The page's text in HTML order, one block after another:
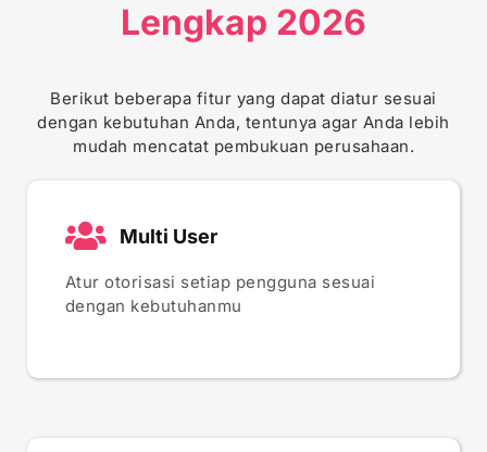
Lengkap 2026
Berikut beberapa fitur yang dapat diatur sesuai
dengan kebutuhan Anda, tentunya agar Anda lebih
mudah mencatat pembukuan perusahaan.
Multi User
Atur otorisasi setiap pengguna sesuai
dengan kebutuhanmu